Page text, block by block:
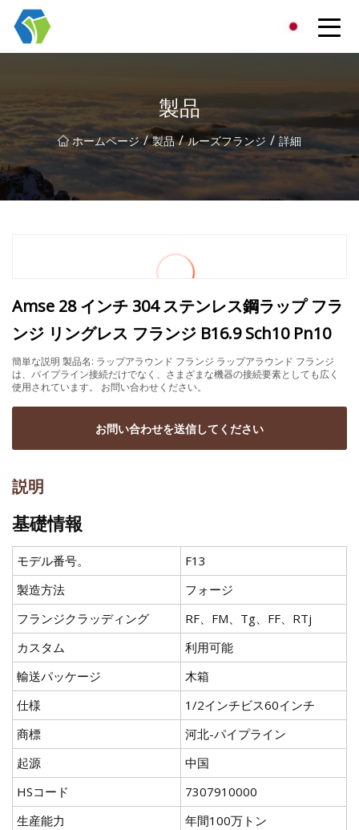
製品
ホームページ / 製品 / ルーズフランジ / 詳細
Amse 28 インチ 304 ステンレス鋼ラップ フラ
ンジ リングレス フランジ B16.9 Sch10 Pn10
簡単な説明 製品名: ラップアラウンド フランジ ラップアラウンド フランジ
は、パイプライン接続だけでなく、さまざまな機器の接続要素としても広く
使用されています。 お問い合わせください。
お問い合わせを送信してください
説明
基礎情報
モデル番号。
F13
製造方法
フォージ
フランジクラッディング
RF、FM、Tg、FF、RTj
カスタム
利用可能
輸送パッケージ
木箱
仕様
1/2インチビス60インチ
商標
河北-パイプライン
起源
中国
HSコード
7307910000
生産能力
年間100万トン